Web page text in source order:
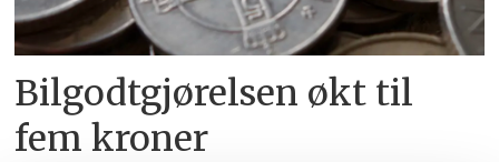
Bilgodtgjørelsen økt til
fem kroner